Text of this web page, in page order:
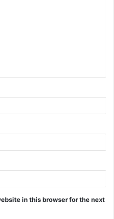
in this browser for the next